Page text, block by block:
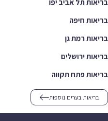
בריאות תל אביב יפו
בריאות חיפה
בריאות רמת גן
בריאות ירושלים
בריאות פתח תקווה
בריאות בערים נוספות